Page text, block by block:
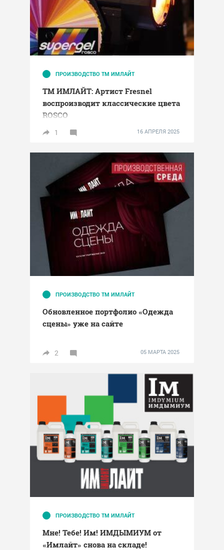
ПРОИЗВОДСТВО ТМ ИМЛАЙТ
ТМ ИМЛАЙТ: Артист Fresnel
воспроизводит классические цвета
ROSCO
1 16 АПРЕЛЯ 2025
ПРОИЗВОДСТВО ТМ ИМЛАЙТ
Обновленное портфолио «Одежда
сцены» уже на сайте
2 05 МАРТА 2025
ПРОИЗВОДСТВО ТМ ИМЛАЙТ
Мне! Тебе! Им! ИМДЫМИУМ от
«Имлайт» снова на складе!